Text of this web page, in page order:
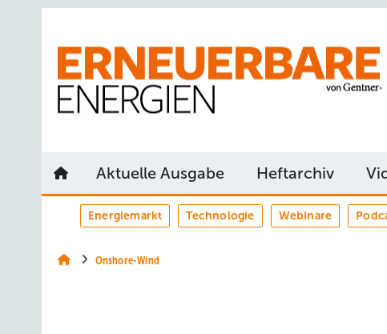
Aktuelle Ausgabe Heftarchiv
Energiemarkt Technologie Webinare
Onshore-Wind